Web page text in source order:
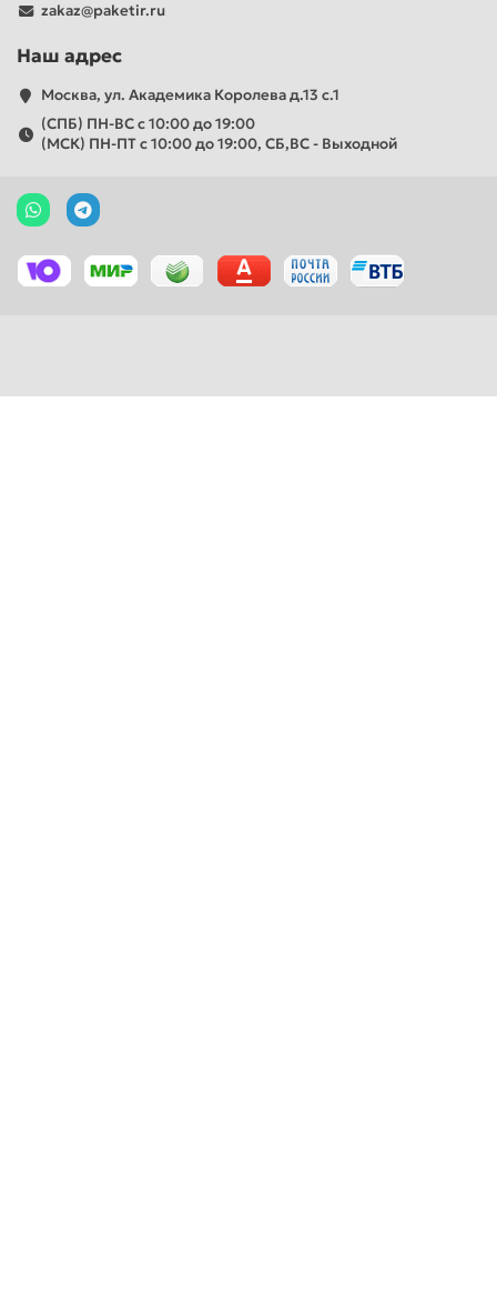
zakaz@paketir.ru
Наш адрес
Москва, ул. Академика Королева д.13 с.1
(СПБ) ПН-ВС с 10:00 до 19:00
(МСК) ПН-ПТ с 10:00 до 19:00, СБ,ВС - Выходной